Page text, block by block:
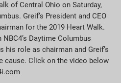
of Central Ohio on Saturday,
Greif’s President and CEO
for the 2019 Heart Walk.
Daytime Columbus
role as chairman and Greif’s
cause. Click on the video below